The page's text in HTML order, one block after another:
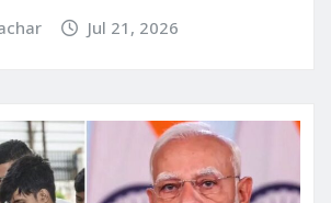
Jul 21, 2026